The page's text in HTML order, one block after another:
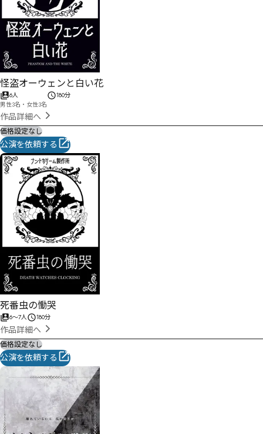
怪盗オーウェンと白い花
6人
男性3名・女性3名
180分
作品詳細へ
価格設定なし
公演を依頼する
死番虫の慟哭
6〜7人 180分
作品詳細へ
価格設定なし
公演を依頼する